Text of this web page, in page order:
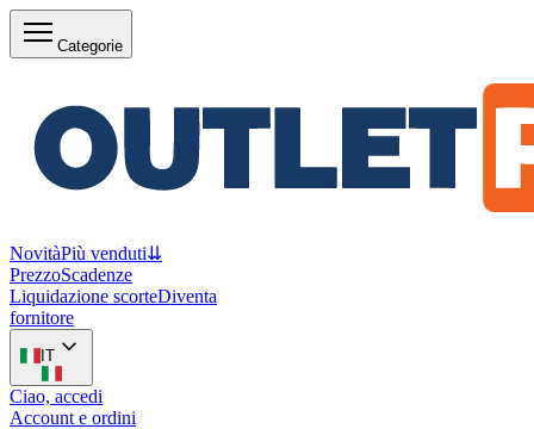
Categorie
NovitàPiù venduti⇊
PrezzoScadenze
Liquidazione scorteDiventa
fornitore
IT
Ciao, accedi
Account e ordini